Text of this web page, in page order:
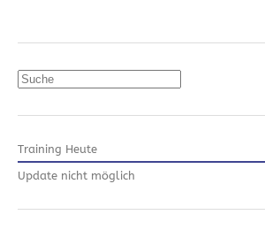
Suchen
Training Heute
Update nicht möglich